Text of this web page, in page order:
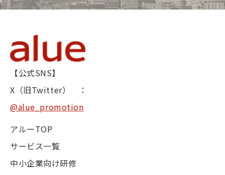
【公式SNS】
X（旧Twitter） ：
@alue_promotion
アルーTOP
サービス一覧
中小企業向け研修